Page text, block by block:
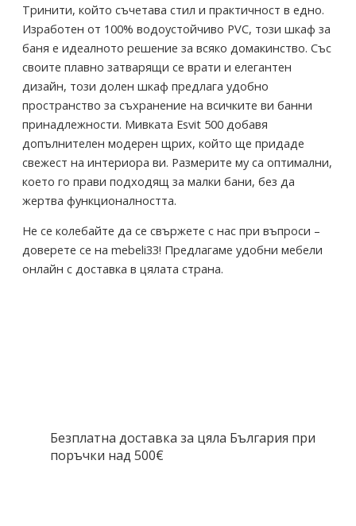
Тринити, който съчетава стил и практичност в едно.
Изработен от 100% водоустойчиво PVC, този шкаф за
баня е идеалното решение за всяко домакинство. Със
своите плавно затварящи се врати и елегантен
дизайн, този долен шкаф предлага удобно
пространство за съхранение на всичките ви банни
принадлежности. Мивката Esvit 500 добавя
допълнителен модерен щрих, който ще придаде
свежест на интериора ви. Размерите му са оптимални,
което го прави подходящ за малки бани, без да
жертва функционалността.
Не се колебайте да се свържете с нас при въпроси –
доверете се на mebeli33! Предлагаме удобни мебели
онлайн с доставка в цялата страна.
Безплатна доставка за цяла България при
поръчки над 500€